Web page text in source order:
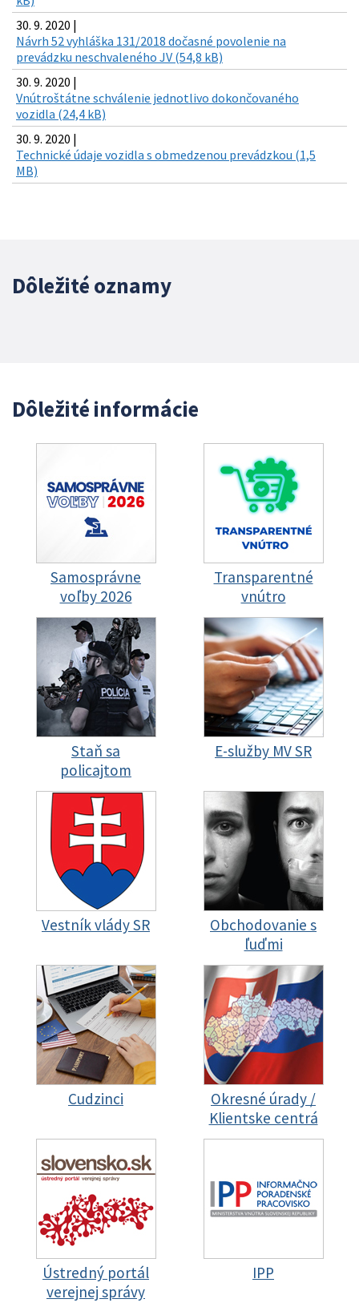
30. 9. 2020 |
Návrh 52 vyhláška 131/2018 dočasné povolenie na
prevádzku neschvaleného JV (54,8 kB)
30. 9. 2020 |
Vnútroštátne schválenie jednotlivo dokončovaného
vozidla (24,4 kB)
30. 9. 2020 |
Technické údaje vozidla s obmedzenou prevádzkou (1,5
MB)
Dôležité oznamy
Dôležité informácie
Samosprávne
voľby 2026
Transparentné
vnútro
Staň sa
policajtom
E-služby MV SR
Vestník vlády SR
Obchodovanie s
ľuďmi
Cudzinci
Okresné úrady /
Klientske centrá
Ústredný portál
verejnej správy
IPP